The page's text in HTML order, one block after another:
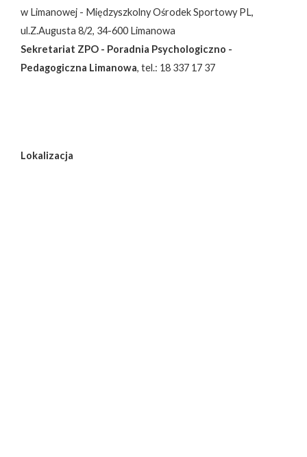
w Limanowej - Międzyszkolny Ośrodek Sportowy PL,
ul.Z.Augusta 8/2, 34-600 Limanowa
Sekretariat ZPO - Poradnia Psychologiczno -
Pedagogiczna Limanowa, tel.: 18 337 17 37
Lokalizacja